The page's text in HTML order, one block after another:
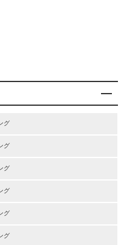
グ
グ
グ
グ
グ
グ